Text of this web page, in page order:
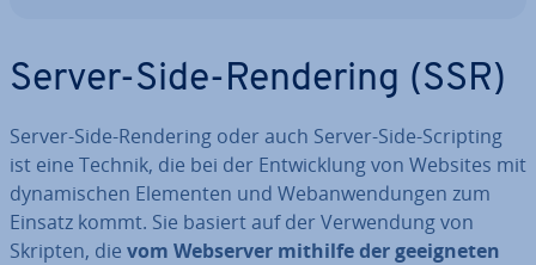
Server-Side-Rendering (SSR)
Server-Side-Rendering oder auch Server-Side-Scripting
ist eine Technik, die bei der Ent­wick­lung von Websites mit
dy­na­mi­schen Elementen und Web­an­wen­dun­gen zum
Einsatz kommt. Sie basiert auf der Ver­wen­dung von
Skripten, die vom Webserver mithilfe der ge­eig­ne­ten